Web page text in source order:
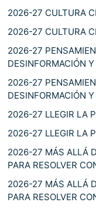
2026-27 CULTURA
2026-27 CULTURA
2026-27
DESINFORMACIÓN
2026-27
DESINFORMACIÓN
2026-27 LLEGIR LA
2026-27 LLEGIR LA
2026-27 MÁS ALLÁ
PARA RESOLVER
2026-27 MÁS ALLÁ
PARA RESOLVER